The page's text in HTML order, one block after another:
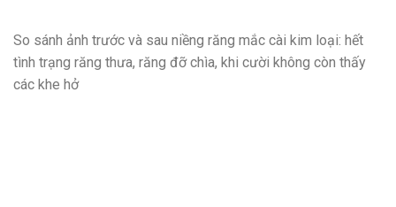
So sánh ảnh trước và sau niềng răng mắc cài kim loại: hết
tình trạng răng thưa, răng đỡ chìa, khi cười không còn thấy
các khe hở